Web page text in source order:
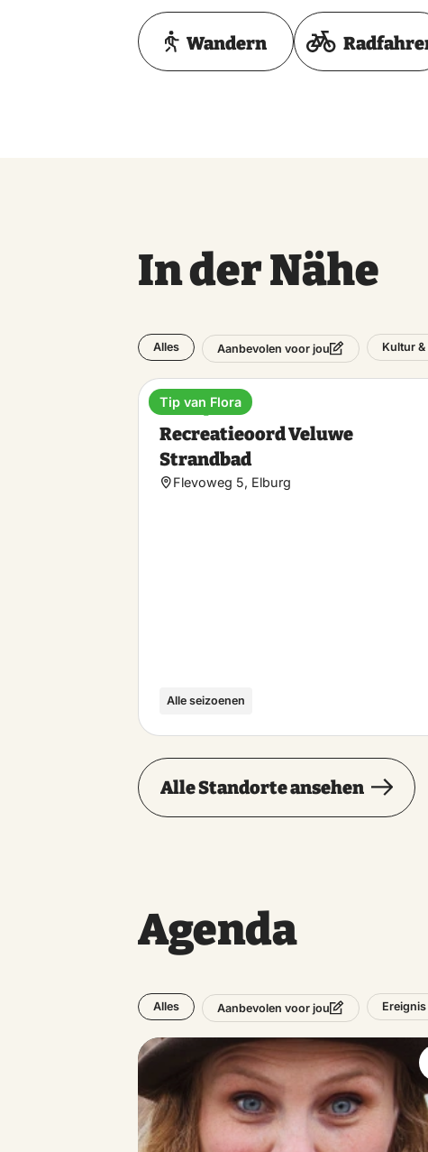
Diesmer Flieger 30.08.1902
Hendrik Vlieger 31.08.1920
Wandern
In der Nähe
Alles Aanbevolen voor jou Kultur &
Ferienpark
Recreatieoord Veluwe
Strandbad
Flevoweg 5, Elburg
Alle seizoenen
Tip van Flora
Alle Standorte ansehen
Agenda
Alles Aanbevolen voor jou Ereignis